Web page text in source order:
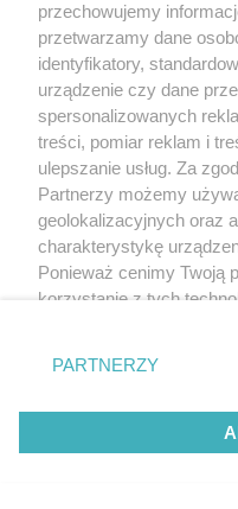
przechowujemy
przetwarzamy dane
identyfikatory,
urządzenie czy dane
spersonalizowanych
treści, pomiar reklam i
ulepszanie usług. Za
Partnerzy możemy
geolokalizacyjnych oraz
charakterystykę
Ponieważ cenimy Twoją
korzystanie z tych
zmienić/wycofać
znajdujący się w lewym
rodzaje przetwarzania
użytkownika, ale masz
przetwarzaniu.
PARTNERZY